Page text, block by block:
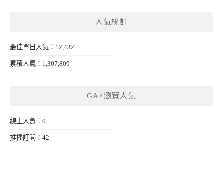
人氣統計
最佳單日人氣：12,432
累積人氣：1,307,809
GA4瀏覽人氣
線上人數：0
推播訂閱：42